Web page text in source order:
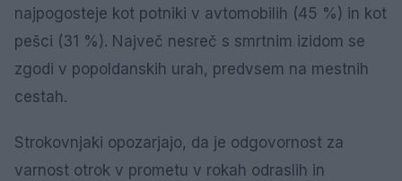
najpogosteje kot potniki v avtomobilih (45 %) in kot
pešci (31 %). Največ nesreč s smrtnim izidom se
zgodi v popoldanskih urah, predvsem na mestnih
cestah.
Strokovnjaki opozarjajo, da je odgovornost za
varnost otrok v prometu v rokah odraslih in